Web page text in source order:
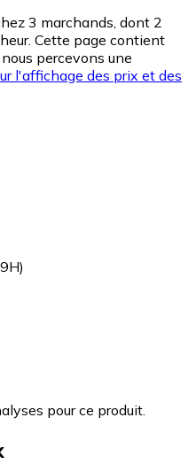
3 marchands, dont 2
Cette page contient
percevons une
l'affichage des prix et des
pour ce produit.